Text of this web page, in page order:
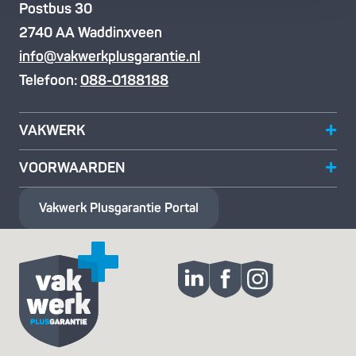
Postbus 30
2740 AA Waddinxveen
info@vakwerkplusgarantie.nl
Telefoon: 088-0188188
VAKWERK
VOORWAARDEN
Vakwerk Plusgarantie Portal